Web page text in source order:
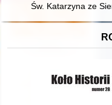
Św. Katarzyna ze